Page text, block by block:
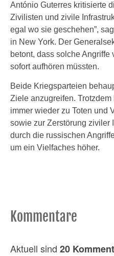
António Guterres kritisierte
Zivilisten und zivile
egal wo sie geschehen”,
in New York. Der
betont, dass solche
sofort aufhören müssten.
Beide Kriegsparteien
Ziele anzugreifen.
immer wieder zu Toten und
sowie zur Zerstörung ziviler
durch die russischen
um ein Vielfaches höher.
Kommentare
Aktuell sind 20